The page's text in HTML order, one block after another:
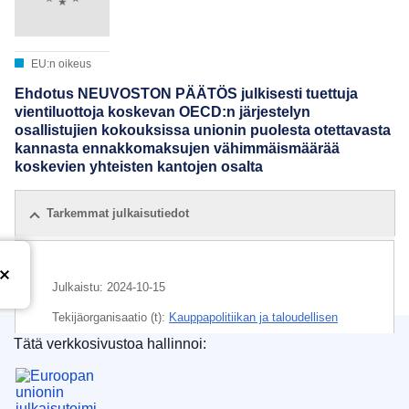
EU:n oikeus
Ehdotus NEUVOSTON PÄÄTÖS julkisesti tuettuja
vientiluottoja koskevan OECD:n järjestelyn
osallistujien kokouksissa unionin puolesta otettavasta
kannasta ennakkomaksujen vähimmäismäärää
koskevien yhteisten kantojen osalta
Tarkemmat julkaisutiedot
Julkaistu: 2024-10-15
Tekijäorganisaatio (t): Kauppapolitiikan ja taloudellisen
turvallisuuden pääosasto(Euroopan komissio
Aihe: ennakkomaksu
Euroopan unionin julkaisutoimisto
Tätä verkkosivustoa hallinnoi: